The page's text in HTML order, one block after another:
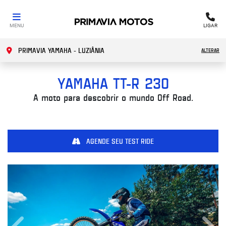
MENU LIGAR
PRIMAVIA YAMAHA - LUZIÂNIA ALTERAR
YAMAHATT-R 230
A moto para descobrir o mundo Off Road.
AGENDE SEU TEST RIDE